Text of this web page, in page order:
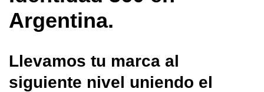
Argentina.
Llevamos tu marca al
siguiente nivel uniendo el